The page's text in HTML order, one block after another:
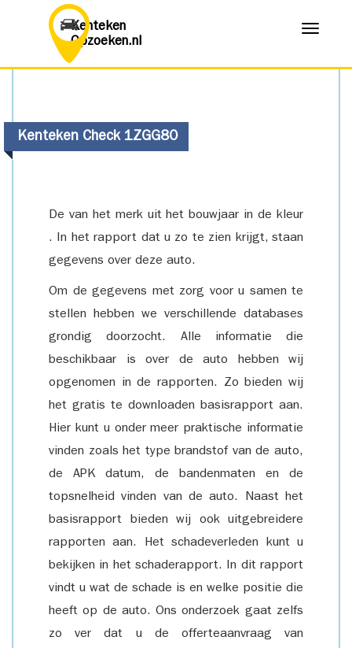
Kenteken
Opzoeken.nl
Menu
Kenteken Check 1ZGG80
De van het merk uit het bouwjaar in de kleur
. In het rapport dat u zo te zien krijgt, staan
gegevens over deze auto.
Om de gegevens met zorg voor u samen te
stellen hebben we verschillende databases
grondig doorzocht. Alle informatie die
beschikbaar is over de auto hebben wij
opgenomen in de rapporten. Zo bieden wij
het gratis te downloaden basisrapport aan.
Hier kunt u onder meer praktische informatie
vinden zoals het type brandstof van de auto,
de APK datum, de bandenmaten en de
topsnelheid vinden van de auto. Naast het
basisrapport bieden wij ook uitgebreidere
rapporten aan. Het schadeverleden kunt u
bekijken in het schaderapport. In dit rapport
vindt u wat de schade is en welke positie die
heeft op de auto. Ons onderzoek gaat zelfs
zo ver dat u de offerteaanvraag van